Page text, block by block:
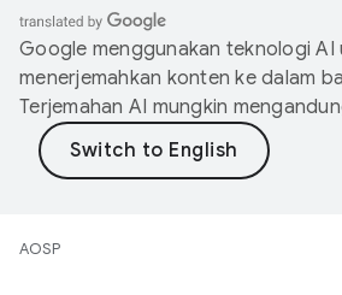
Google menggunakan teknologi AI
menerjemahkan konten ke dalam
Terjemahan AI mungkin
AOSP